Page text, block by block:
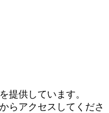
提供しています。
らアクセスしてくださ